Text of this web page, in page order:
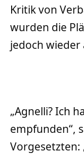
Kritik von
wurden die
jedoch wieder
„Agnelli? Ich
empfunden“,
Vorgesetzten: